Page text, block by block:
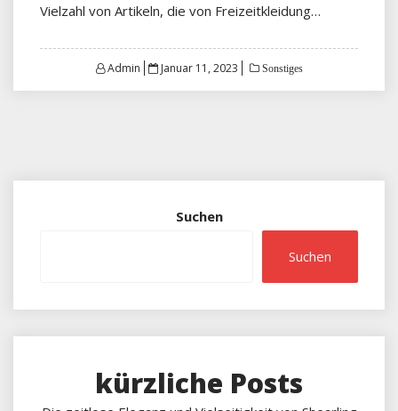
Vielzahl von Artikeln, die von Freizeitkleidung…
Admin
Posted
Januar 11, 2023 Sonstiges
Suchen
Suchen
kürzliche Posts